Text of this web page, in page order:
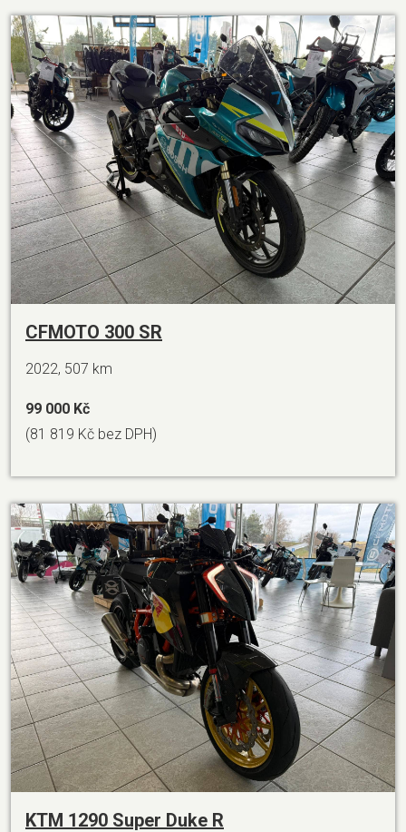
CFMOTO 300 SR
2022, 507 km
99 000 Kč
(81 819 Kč bez DPH)
KTM 1290 Super Duke R